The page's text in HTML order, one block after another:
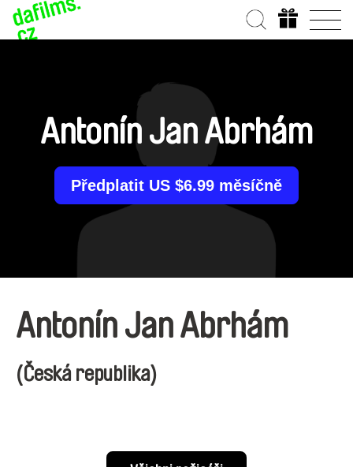
Antonín Jan Abrhám
Předplatit US $6.99 měsíčně
Antonín Jan Abrhám
(Česká republika)